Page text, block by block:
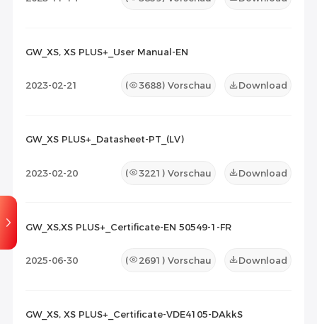
GW_XS, XS PLUS+_User Manual-EN
2023-02-21 ( 3688) Vorschau Download
GW_XS PLUS+_Datasheet-PT_(LV)
2023-02-20 ( 3221 ) Vorschau Download
GW_XS,XS PLUS+_Certificate-EN 50549-1-FR
2025-06-30 ( 2691 ) Vorschau Download
GW_XS, XS PLUS+_Certificate-VDE4105-DAkkS